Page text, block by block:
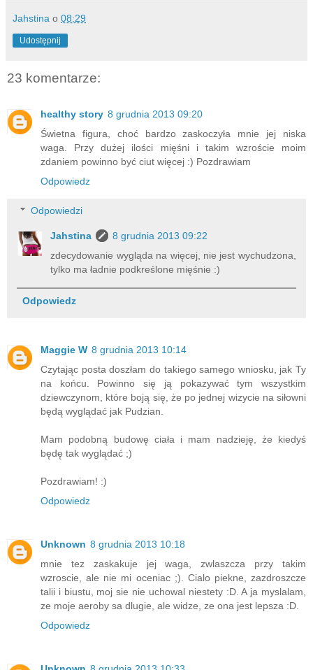
Jahstina o 08:29
Udostępnij
23 komentarze:
healthy story 8 grudnia 2013 09:20
Świetna figura, choć bardzo zaskoczyła mnie jej niska
waga. Przy dużej ilości mięśni i takim wzroście moim
zdaniem powinno być ciut więcej :) Pozdrawiam
Odpowiedz
Odpowiedzi
Jahstina
8 grudnia 2013 09:22
zdecydowanie wygląda na więcej, nie jest wychudzona,
tylko ma ładnie podkreślone mięśnie :)
Odpowiedz
Maggie W 8 grudnia 2013 10:14
Czytając posta doszłam do takiego samego wniosku, jak Ty
na końcu. Powinno się ją pokazywać tym wszystkim
dziewczynom, które boją się, że po jednej wizycie na siłowni
będą wyglądać jak Pudzian.
Mam podobną budowę ciała i mam nadzieję, że kiedyś
będę tak wyglądać ;)
Pozdrawiam! :)
Odpowiedz
Unknown 8 grudnia 2013 10:18
mnie tez zaskakuje jej waga, zwlaszcza przy takim
wzroscie, ale nie mi oceniac ;). Cialo piekne, zazdroszcze
talii i biustu, moj sie nie uchowal niestety :D. A ja myslalam,
ze moje aeroby sa dlugie, ale widze, ze ona jest lepsza :D.
Odpowiedz